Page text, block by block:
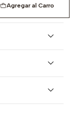
Agregar al Carro